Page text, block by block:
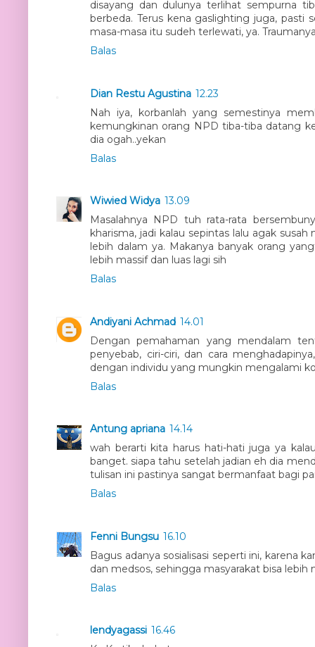
disayang dan dulunya terlihat sempurna
berbeda. Terus kena gaslighting juga, pasti
masa-masa itu sudeh terlewati, ya.
Balas
Dian Restu Agustina 12.23
Nah iya, korbanlah yang semestinya
kemungkinan orang NPD tiba-tiba datang
dia ogah..yekan
Balas
Wiwied Widya 13.09
Masalahnya NPD tuh rata-rata
kharisma, jadi kalau sepintas lalu agak
lebih dalam ya. Makanya banyak orang
lebih massif dan luas lagi sih
Balas
Andiyani Achmad 14.01
Dengan pemahaman yang mendalam
penyebab, ciri-ciri, dan cara
dengan individu yang mungkin mengalami
Balas
Antung apriana 14.14
wah berarti kita harus hati-hati juga ya
banget. siapa tahu setelah jadian eh dia
tulisan ini pastinya sangat bermanfaat bagi
Balas
Fenni Bungsu 16.10
Bagus adanya sosialisasi seperti ini, karena
dan medsos, sehingga masyarakat bisa lebih
Balas
lendyagassi 16.46